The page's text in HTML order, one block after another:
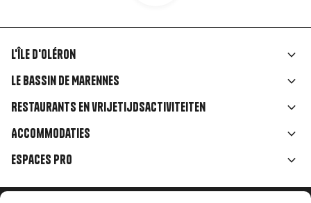
Liens
rubriques
L'île d'Oléron
Le Bassin de Marennes
Restaurants en vrijetijdsactiviteiten
Accommodaties
Espaces Pro